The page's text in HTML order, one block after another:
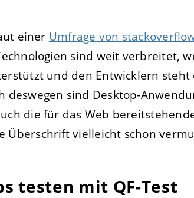
einer Umfrage von
sind weit verbreitet,
und den Entwicklern
deswegen sind Desktop-
die für das Web
Überschrift vielleicht schon
testen mit QF-Test